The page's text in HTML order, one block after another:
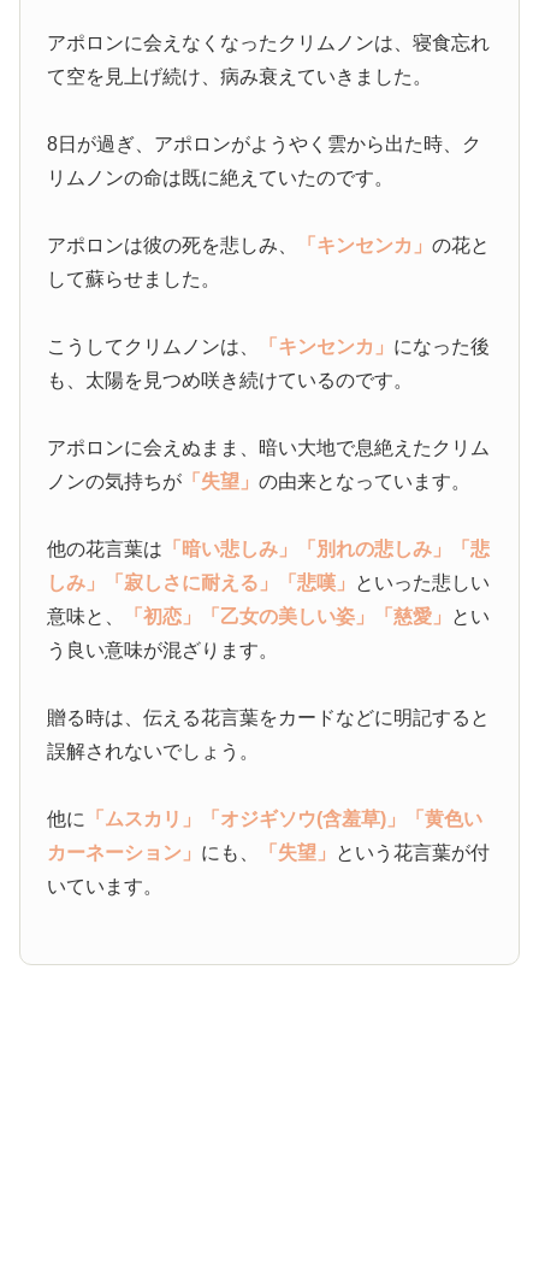
アポロンに会えなくなったクリムノンは、寝食忘れ
て空を見上げ続け、病み衰えていきました。
8日が過ぎ、アポロンがようやく雲から出た時、ク
リムノンの命は既に絶えていたのです。
アポロンは彼の死を悲しみ、 「キンセンカ」の花と
して蘇らせました。
こうしてクリムノンは、 「キンセンカ」 になった後
も、太陽を見つめ咲き続けているのです。
アポロンに会えぬまま、暗い大地で息絶えたクリム
ノンの気持ちが 「失望」の由来となっています。
他の花言葉は 「暗い悲しみ」 「別れの悲しみ」
「悲
しみ」
「寂しさに耐える」 「悲嘆」 といった悲しい
意味と、
「初恋」 「乙女の美しい姿」 「慈愛」 とい
う良い意味が混ざります。
贈る時は、伝える花言葉をカードなどに明記すると
誤解されないでしょう。
他に 「ムスカリ」 「オジギソウ(含羞草)」
「黄色い
カーネーション」 にも、 「失望」 という花言葉が付
いています。